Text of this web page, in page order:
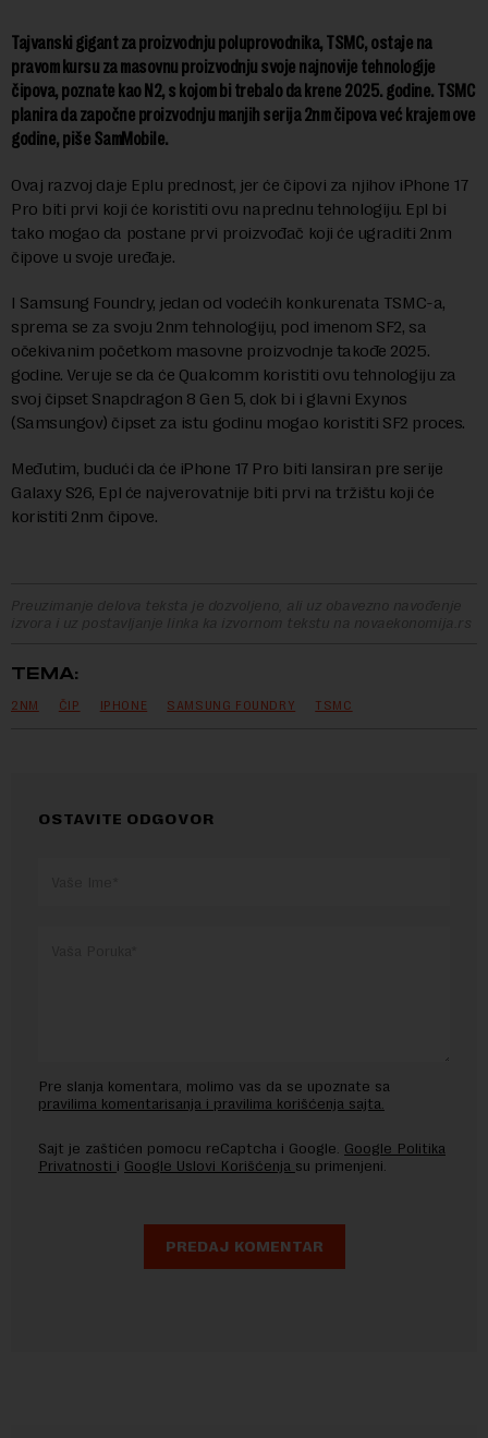
Tajvanski gigant za proizvodnju poluprovodnika, TSMC, ostaje na
pravom kursu za masovnu proizvodnju svoje najnovije tehnologije
čipova, poznate kao N2, s kojom bi trebalo da krene 2025. godine. TSMC
planira da započne proizvodnju manjih serija 2nm čipova već krajem ove
godine, piše SamMobile.
Ovaj razvoj daje Eplu prednost, jer će čipovi za njihov iPhone 17
Pro biti prvi koji će koristiti ovu naprednu tehnologiju. Epl bi
tako mogao da postane prvi proizvođač koji će ugraditi 2nm
čipove u svoje uređaje.
I Samsung Foundry, jedan od vodećih konkurenata TSMC-a,
sprema se za svoju 2nm tehnologiju, pod imenom SF2, sa
očekivanim početkom masovne proizvodnje takođe 2025.
godine. Veruje se da će Qualcomm koristiti ovu tehnologiju za
svoj čipset Snapdragon 8 Gen 5, dok bi i glavni Exynos
(Samsungov) čipset za istu godinu mogao koristiti SF2 proces.
Međutim, budući da će iPhone 17 Pro biti lansiran pre serije
Galaxy S26, Epl će najverovatnije biti prvi na tržištu koji će
koristiti 2nm čipove.
Preuzimanje delova teksta je dozvoljeno, ali uz obavezno navođenje
izvora i uz postavljanje linka ka izvornom tekstu na novaekonomija.rs
TEMA:
2NM ČIP IPHONE SAMSUNG FOUNDRY TSMC
OSTAVITE ODGOVOR
Pre slanja komentara, molimo vas da se upoznate sa
pravilima komentarisanja i pravilima korišćenja sajta.
Sajt je zaštićen pomocu reCaptcha i Google. Google Politika
Privatnosti i Google Uslovi Korišćenja su primenjeni.